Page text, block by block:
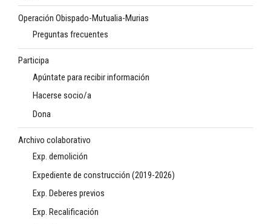
Operación Obispado-Mutualia-Murias
Preguntas frecuentes
Participa
Apúntate para recibir información
Hacerse socio/a
Dona
Archivo colaborativo
Exp. demolición
Expediente de construcción (2019-2026)
Exp. Deberes previos
Exp. Recalificación